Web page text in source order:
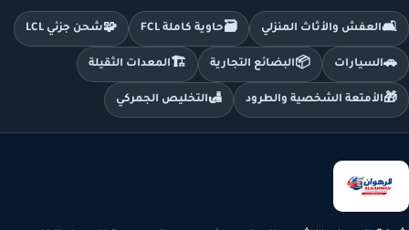
🛋️العفش والأثاث المنزلي 🗃️حاوية كاملة FCL 🧩شحن جزئي LCL
🚗السيارات 📦البضائع التجارية 🏗️ المعدات الثقيلة
🎁الأمتعة الشخصية والطرود 🛃التخليص الجمركي